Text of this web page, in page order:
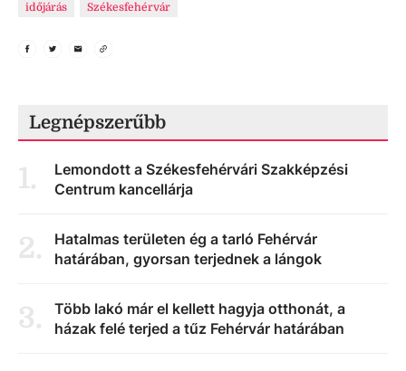
időjárás Székesfehérvár
Legnépszerűbb
1.
Lemondott a Székesfehérvári Szakképzési
Centrum kancellárja
2.
Hatalmas területen ég a tarló Fehérvár
határában, gyorsan terjednek a lángok
3.
Több lakó már el kellett hagyja otthonát, a
házak felé terjed a tűz Fehérvár határában